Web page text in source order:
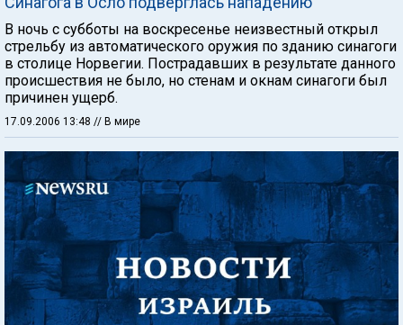
В ночь с субботы на воскресенье неизвестный открыл
стрельбу из автоматического оружия по зданию синагоги
в столице Норвегии. Пострадавших в результате данного
происшествия не было, но стенам и окнам синагоги был
причинен ущерб.
17.09.2006 13:48 // В мире